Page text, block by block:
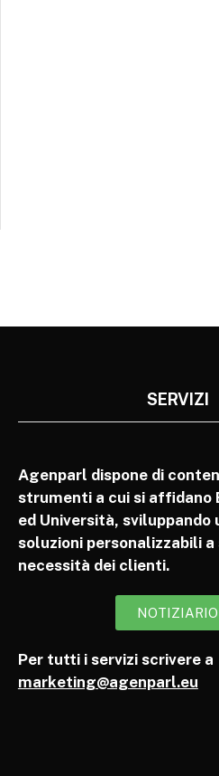
SERVIZI
Agenparl dispone di
strumenti a cui si affidano
ed Università, sviluppando
soluzioni personalizzabili
necessità dei clienti.
NOTIZIARIO
Per tutti i servizi scrivere a
marketing@agenparl.eu